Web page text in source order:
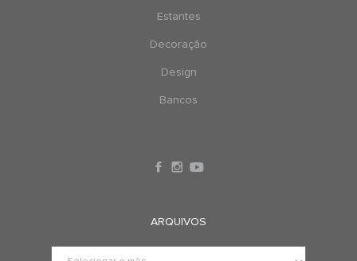
Estantes
Decoração
Design
Bancos
ARQUIVOS